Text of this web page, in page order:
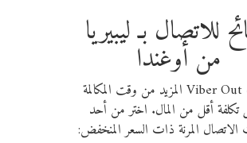
للاتصال بـ ليبيريا
من أوغندا
يمنحك Viber Out المزيد من وقت المكالمة
تكلفة أقل من المال. اختر من أحد
المرنة ذات السعر المنخفض: